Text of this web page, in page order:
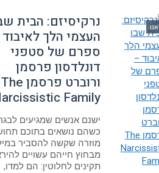
אגו
נרקיסיזם: הבית
העצמי הלך
ספרם של סטפני
דונלדסון פרסמן
ורוברט פרסמן The
Family
ישנם אנשים שמגיעים
כשהם נושאים בתוכם
מוזרה שקשה להסביר
מבחוץ חייהם עשויים
תקינים לחלוטין: הם למדו,